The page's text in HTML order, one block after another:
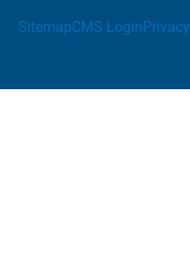
SitemapCMS LoginPrivacy